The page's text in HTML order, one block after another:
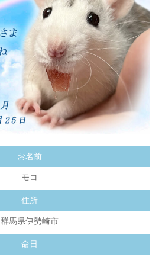
お名前
モコ
住所
群馬県伊勢崎市
命日